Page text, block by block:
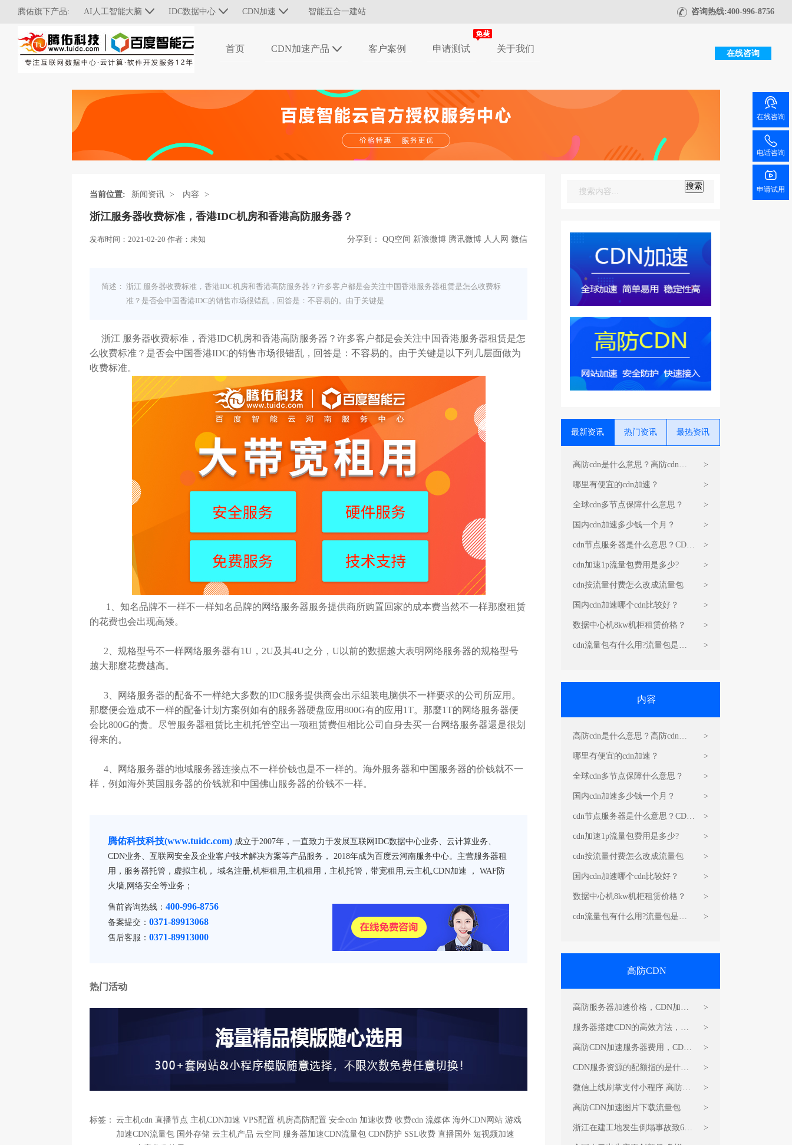
腾佑旗下产品: AI人工智能大脑 IDC数据中心 CDN加速 智能五合一建站 咨询热线:400-996-8756
首页 CDN加速产品 客户案例 申请测试 关于我们 在线咨询
搜索
最新资讯 热门资讯 最热资讯
高防cdn是什么意思？高防cdn运
营原理是什么？
>
哪里有便宜的cdn加速？ >
全球cdn多节点保障什么意思？ >
国内cdn加速多少钱一个月？ >
cdn节点服务器是什么意思？CDN
的原理和作用
>
cdn加速1p流量包费用是多少? >
cdn按流量付费怎么改成流量包 >
国内cdn加速哪个cdn比较好？ >
数据中心机8kw机柜租赁价格？ >
cdn流量包有什么用?流量包是干
>
内容
高防cdn是什么意思？高防cdn运
营原理是什么？
>
哪里有便宜的cdn加速？ >
全球cdn多节点保障什么意思？ >
国内cdn加速多少钱一个月？ >
cdn节点服务器是什么意思？CDN
的原理和作用
>
cdn加速1p流量包费用是多少? >
cdn按流量付费怎么改成流量包 >
国内cdn加速哪个cdn比较好？ >
数据中心机8kw机柜租赁价格？ >
cdn流量包有什么用?流量包是干
>
高防CDN
高防服务器加速价格，CDN加速
服务器
>
服务器搭建CDN的高效方法，
CDN加速
>
高防CDN加速服务器费用，CDN
>
CDN服务资源的配额指的是什
么？
>
微信上线刷掌支付小程序 高防加
速CDN价格
>
高防CDN加速图片下载流量包 >
浙江在建工地发生倒塌事故致6死
6伤 CDN加速流量包双十一折扣
>
当前位置: 新闻资讯 > 内容 >
浙江服务器收费标准，香港IDC机房和香港高防服务器？
发布时间： 2021-02-20 作者： 未知 分享到： QQ空间 新浪微博 腾讯微博 人人网 微信
简述：
浙江 服务器收费标准，香港IDC机房和香港高防服务器？许多客户都是会关注中国香港服务器租赁是怎么收费标
准？是否会中国香港IDC的销售市场很错乱，回答是：不容易的。由于关键是
浙江 服务器收费标准，香港IDC机房和香港高防服务器？许多客户都是会关注中国香港服务器租赁是怎
么收费标准？是否会中国香港IDC的销售市场很错乱，回答是：不容易的。由于关键是以下列几层面做为
收费标准。
1、知名品牌不一样不一样知名品牌的网络服务器服务提供商所购置回家的成本费当然不一样那麼租赁
的花费也会出现高矮。
2、规格型号不一样网络服务器有1U，2U及其4U之分，U以前的数据越大表明网络服务器的规格型号
越大那麼花费越高。
3、网络服务器的配备不一样绝大多数的IDC服务提供商会出示组装电脑供不一样要求的公司所应用。
那麼便会造成不一样的配备计划方案例如有的服务器硬盘应用800G有的应用1T。那麼1T的网络服务器便
会比800G的贵。尽管服务器租赁比主机托管空出一项租赁费但相比公司自身去买一台网络服务器還是很划
得来的。
4、网络服务器的地域服务器连接点不一样价钱也是不一样的。海外服务器和中国服务器的价钱就不一
样，例如海外英国服务器的价钱就和中国佛山服务器的价钱不一样。
腾佑科技科技(www.tuidc.com) 成立于2007年，一直致力于发展互联网IDC数据中心业务、云计算业务、
CDN业务、互联网安全及企业客户技术解决方案等产品服务， 2018年成为百度云河南服务中心。主营服务器租
用，服务器托管，虚拟主机， 域名注册,机柜租用,主机租用，主机托管，带宽租用,云主机,CDN加速 ， WAF防
火墙,网络安全等业务；
售前咨询热线： 400-996-8756
备案提交： 0371-89913068
售后客服： 0371-89913000
热门活动
标签： 云主机cdn 直播节点 主机CDN加速 VPS配置 机房高防配置 安全cdn 加速收费 收费cdn 流媒体 海外CDN网站 游戏
加速CDN流量包 国外存储 云主机产品 云空间 服务器加速CDN流量包 CDN防护 SSL收费 直播国外 短视频加速
在线咨询
电话咨询
申请试用